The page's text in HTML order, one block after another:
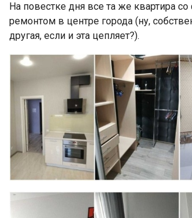
На повестке дня все та же квартира
ремонтом в центре города (ну,
другая, если и эта цепляет?).